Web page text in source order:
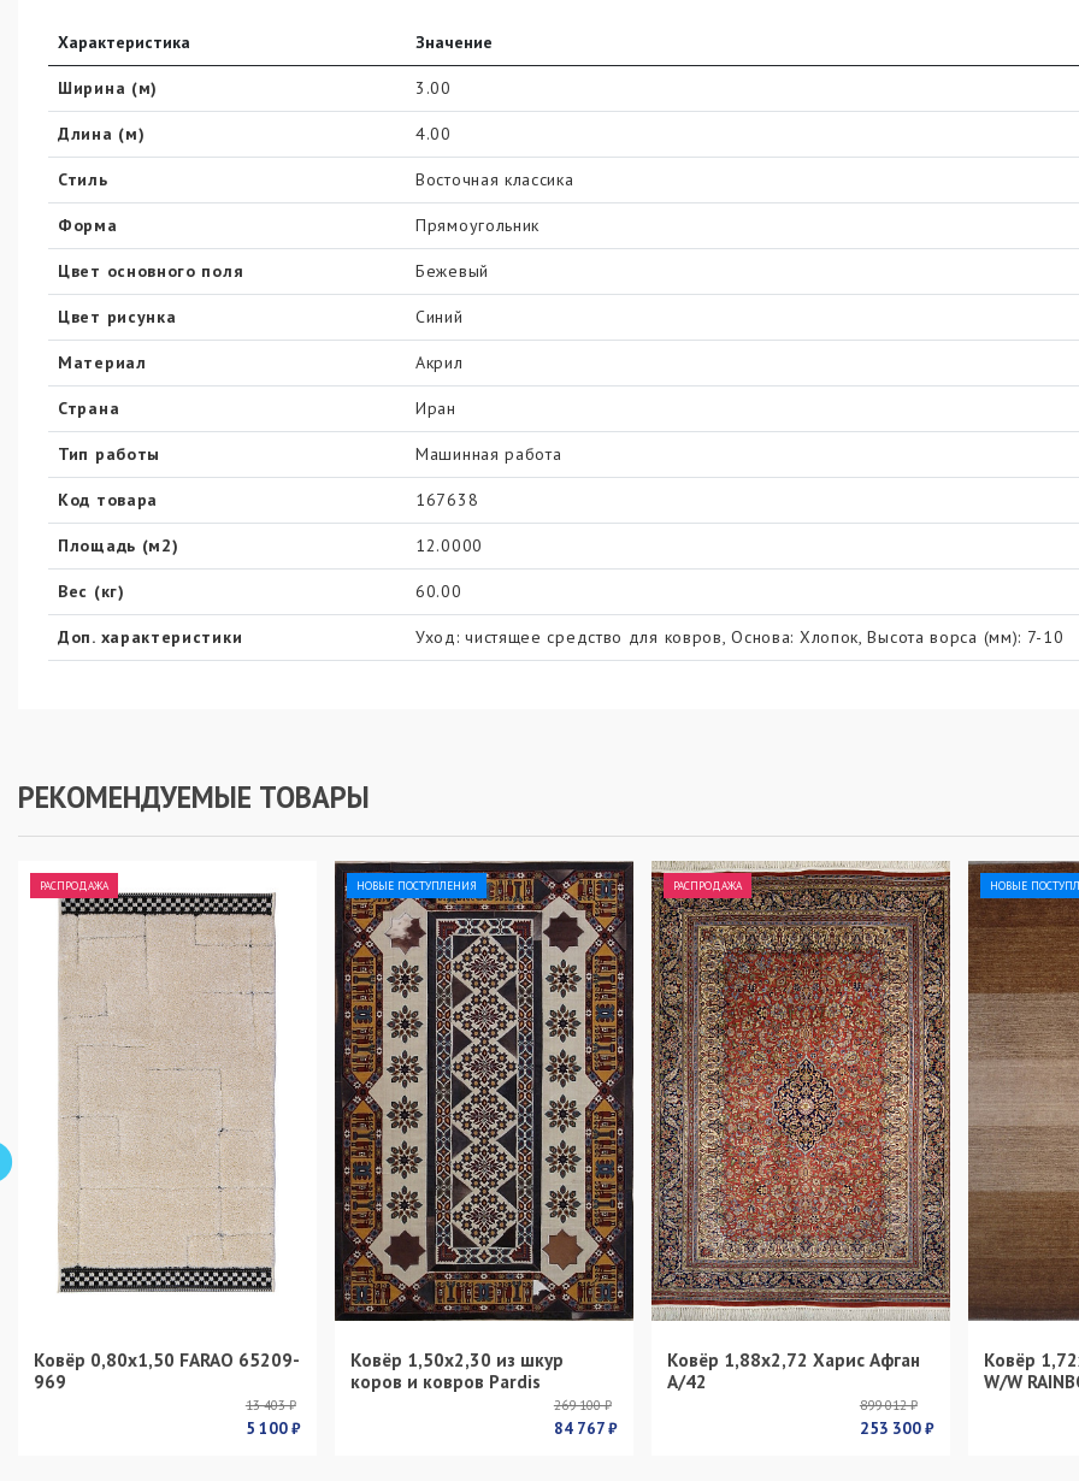
Характеристика Значение
Ширина (м) 3.00
Длина (м) 4.00
Стиль Восточная классика
Форма Прямоугольник
Цвет основного поля Бежевый
Цвет рисунка Синий
Материал Акрил
Страна Иран
Тип работы Машинная работа
Код товара 167638
Площадь (м2) 12.0000
Вес (кг) 60.00
Доп. характеристики Уход: чистящее средство для ковров, Основа: Хлопок, Высота ворса (мм): 7-10
РЕКОМЕНДУЕМЫЕ ТОВАРЫ
РАСПРОДАЖА
Ковёр 0,80х1,50 FARAO 65209-
969
13 403 ₽
5 100 ₽
НОВЫЕ ПОСТУПЛЕНИЯ
Ковёр 1,50х2,30 из шкур
коров и ковров Pardis
269 100 ₽
84 767 ₽
РАСПРОДАЖА
Ковёр 1,88х2,72 Харис Афган
А/42
899 012 ₽
253 300 ₽
НОВЫЕ
Ковёр
W/W